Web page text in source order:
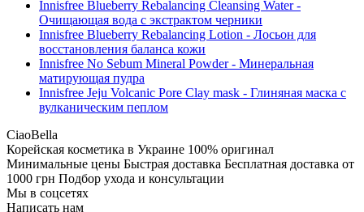
Innisfree Blueberry Rebalancing Cleansing Water -
Очищающая вода с экстрактом черники
Innisfree Blueberry Rebalancing Lotion - Лосьон для
восстановления баланса кожи
Innisfree No Sebum Mineral Powder - Минеральная
матирующая пудра
Innisfree Jeju Volcanic Pore Clay mask - Глиняная маска с
вулканическим пеплом
CiaoBella
Корейская косметика в Украине 100% оригинал
Минимальные цены Быстрая доставка Бесплатная доставка от
1000 грн Подбор ухода и консультации
Мы в соцсетях
Написать нам